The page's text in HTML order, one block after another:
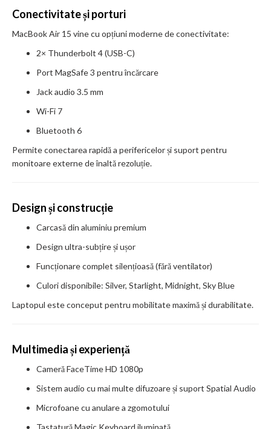
Conectivitate și porturi
MacBook Air 15 vine cu opțiuni moderne de conectivitate:
2× Thunderbolt 4 (USB-C)
Port MagSafe 3 pentru încărcare
Jack audio 3.5 mm
Wi-Fi 7
Bluetooth 6
Permite conectarea rapidă a perifericelor și suport pentru
monitoare externe de înaltă rezoluție.
Design și construcție
Carcasă din aluminiu premium
Design ultra-subțire și ușor
Funcționare complet silențioasă (fără ventilator)
Culori disponibile: Silver, Starlight, Midnight, Sky Blue
Laptopul este conceput pentru mobilitate maximă și durabilitate.
Multimedia și experiență
Cameră FaceTime HD 1080p
Sistem audio cu mai multe difuzoare și suport Spatial Audio
Microfoane cu anulare a zgomotului
Tastatură Magic Keyboard iluminată